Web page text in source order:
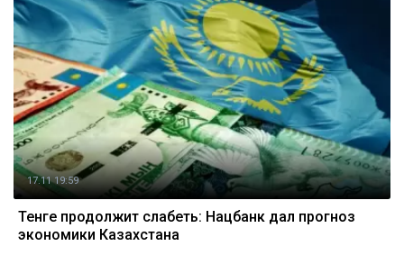
17.11 19:59
Тенге продолжит слабеть: Нацбанк дал прогноз
экономики Казахстана